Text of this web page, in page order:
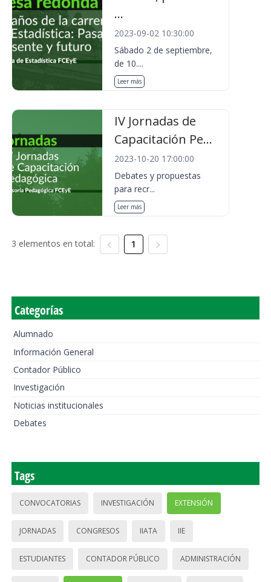
...
2023-09-02 10:30:00
Sábado 2 de septiembre,
de 10....
Leer más
IV Jornadas de
Capacitación Pe...
2023-10-20 17:00:00
Debates y propuestas
para recr...
Leer más
3 elementos en total: 1
Categorías
Alumnado
Información General
Contador Público
Investigación
Noticias institucionales
Debates
Tags
CONVOCATORIAS INVESTIGACIÓN EXTENSIÓN
JORNADAS CONGRESOS IIATA IIE
ESTUDIANTES CONTADOR PÚBLICO ADMINISTRACIÓN